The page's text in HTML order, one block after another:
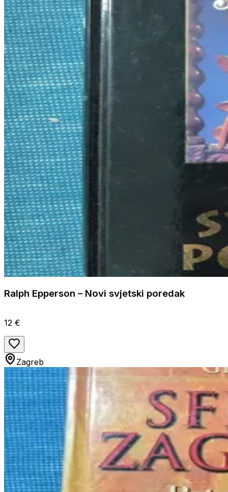
Ralph Epperson – Novi svjetski poredak
12 €
Zagreb